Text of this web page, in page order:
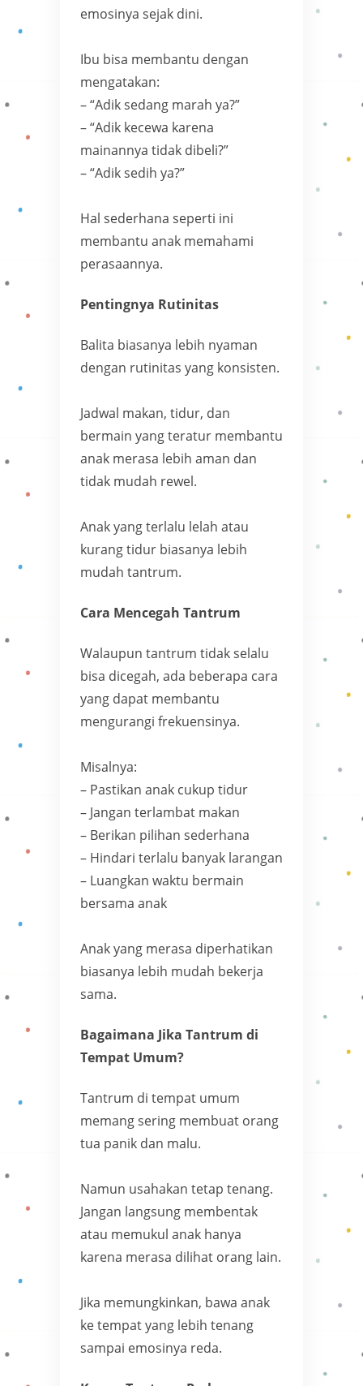
emosinya sejak dini.
Ibu bisa membantu dengan
mengatakan:
– “Adik sedang marah ya?”
– “Adik kecewa karena
mainannya tidak dibeli?”
– “Adik sedih ya?”
Hal sederhana seperti ini
membantu anak memahami
perasaannya.
Pentingnya Rutinitas
Balita biasanya lebih nyaman
dengan rutinitas yang konsisten.
Jadwal makan, tidur, dan
bermain yang teratur membantu
anak merasa lebih aman dan
tidak mudah rewel.
Anak yang terlalu lelah atau
kurang tidur biasanya lebih
mudah tantrum.
Cara Mencegah Tantrum
Walaupun tantrum tidak selalu
bisa dicegah, ada beberapa cara
yang dapat membantu
mengurangi frekuensinya.
Misalnya:
– Pastikan anak cukup tidur
– Jangan terlambat makan
– Berikan pilihan sederhana
– Hindari terlalu banyak larangan
– Luangkan waktu bermain
bersama anak
Anak yang merasa diperhatikan
biasanya lebih mudah bekerja
sama.
Bagaimana Jika Tantrum di
Tempat Umum?
Tantrum di tempat umum
memang sering membuat orang
tua panik dan malu.
Namun usahakan tetap tenang.
Jangan langsung membentak
atau memukul anak hanya
karena merasa dilihat orang lain.
Jika memungkinkan, bawa anak
ke tempat yang lebih tenang
sampai emosinya reda.